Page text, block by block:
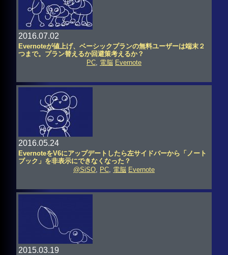
2016.07.02
Evernoteが値上げ、ベーシックプランの無料ユーザーは端末２
つまで。プラン替えるか回避策考えるか？
PC, 電脳 Evernote
2016.05.24
EvernoteをV6にアップデートしたら左サイドバーから「ノート
ブック」を非表示にできなくなった？
@SiSO, PC, 電脳 Evernote
2015.03.19